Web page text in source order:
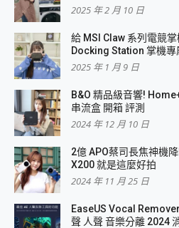
2025 年 2 月 10 日
給 MSI Claw 系列電競
Docking Station 掌機專
2025 年 1 月 9 日
B&O 精品級音響!
串流盒 開箱 評測
2024 年 12 月 10 日
2億 APO蔡司長焦神機
X200 就是這麼好拍
2024 年 11 月 25 日
EaseUS Vocal
聲 人聲 音樂分離 2024